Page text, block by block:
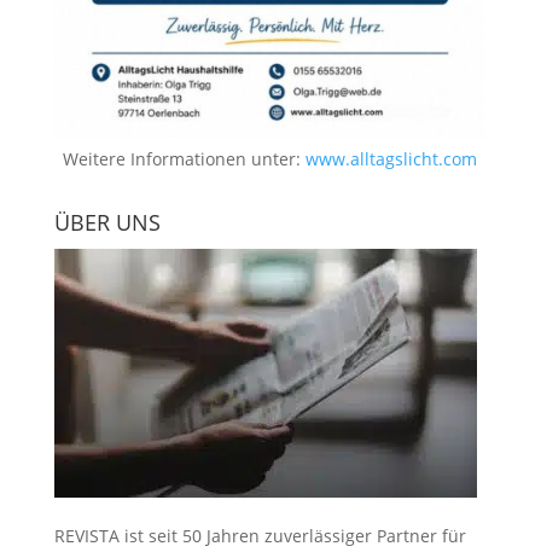
Weitere Informationen unter:www.alltagslicht.com
ÜBER UNS
REVISTA ist seit 50 Jahren zuverlässiger Partner für